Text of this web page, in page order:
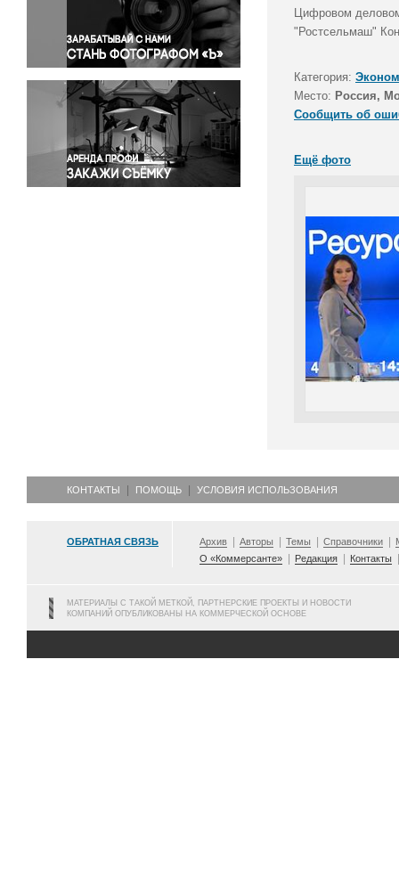
Правосудие
Происшествия и конфликты
Религия
Светская жизнь
Спорт
Экология
Экономика и бизнес
Цифровом
"Ростсельмаш"
Категория:
Место: Россия,
Сообщить об
Ещё фото
КОНТАКТЫ ПОМОЩЬ УСЛОВИЯ ИСПОЛЬЗОВАНИЯ
ОБРАТНАЯ СВЯЗЬ Архив Авторы Темы Справочники
О «Коммерсанте»
Редакция Контакты
МАТЕРИАЛЫ С ТАКОЙ МЕТКОЙ, ПАРТНЕРСКИЕ ПРОЕКТЫ И НОВОСТИ
КОМПАНИЙ ОПУБЛИКОВАНЫ НА КОММЕРЧЕСКОЙ ОСНОВЕ